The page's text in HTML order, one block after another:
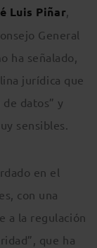
Luis Piñar,
General
ha señalado,
jurídica que
datos” y
sensibles.
en el
con una
a la regulación
que ha